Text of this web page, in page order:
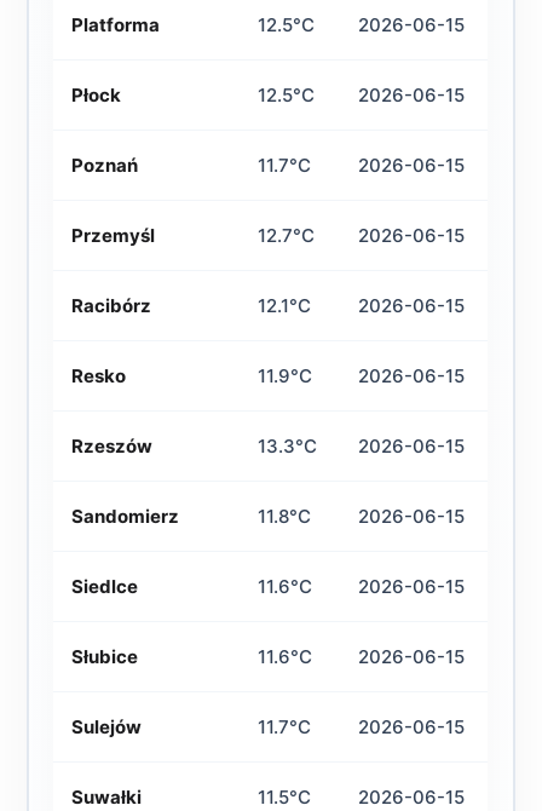
Platforma 12.5°C 2026-06-15
Płock 12.5°C 2026-06-15
Poznań 11.7°C 2026-06-15
Przemyśl 12.7°C 2026-06-15
Racibórz 12.1°C 2026-06-15
Resko 11.9°C 2026-06-15
Rzeszów 13.3°C 2026-06-15
Sandomierz 11.8°C 2026-06-15
Siedlce 11.6°C 2026-06-15
Słubice 11.6°C 2026-06-15
Sulejów 11.7°C 2026-06-15
Suwałki 11.5°C 2026-06-15